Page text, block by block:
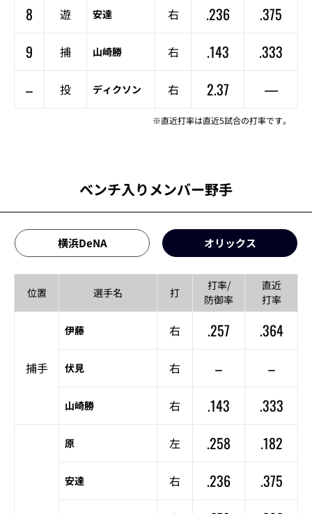
8
遊 安達 右 .236
.375
9
捕 山崎勝 右 .143
.333
–
投 ディクソン 右 2.37 —
※直近打率は直近5試合の打率です。
ベンチ入りメンバー野手
横浜DeNA オリックス
位置 選手名 打
打率/
防御率
直近
打率
捕手
伊藤 右 .257 .364
伏見 右 – –
山崎勝 右 .143 .333
原 左 .258 .182
安達 右 .236 .375